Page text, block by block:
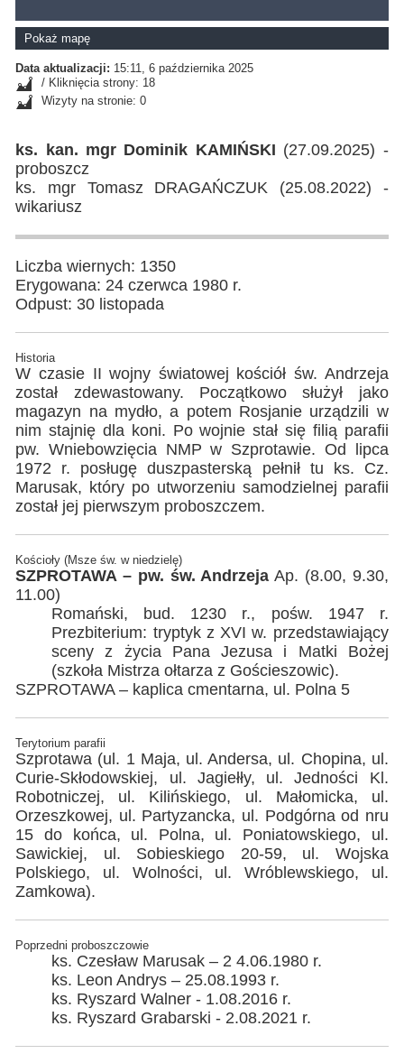
Pokaż mapę
Data aktualizacji: 15:11, 6 października 2025
/ Kliknięcia strony: 18
Wizyty na stronie: 0
ks. kan. mgr Dominik KAMIŃSKI (27.09.2025) -
proboszcz
ks. mgr Tomasz DRAGAŃCZUK (25.08.2022) -
wikariusz
Liczba wiernych: 1350
Erygowana: 24 czerwca 1980 r.
Odpust: 30 listopada
Historia
W czasie II wojny światowej kościół św. Andrzeja
został zdewastowany. Początkowo służył jako
magazyn na mydło, a potem Rosjanie urządzili w
nim stajnię dla koni. Po wojnie stał się filią parafii
pw. Wniebowzięcia NMP w Szprotawie. Od lipca
1972 r. posługę duszpasterską pełnił tu ks. Cz.
Marusak, który po utworzeniu samodzielnej parafii
został jej pierwszym proboszczem.
Kościoły (Msze św. w niedzielę)
SZPROTAWA – pw. św. Andrzeja Ap. (8.00, 9.30,
11.00)
Romański, bud. 1230 r., pośw. 1947 r.
Prezbiterium: tryptyk z XVI w. przedstawiający
sceny z życia Pana Jezusa i Matki Bożej
(szkoła Mistrza ołtarza z Gościeszowic).
SZPROTAWA – kaplica cmentarna, ul. Polna 5
Terytorium parafii
Szprotawa (ul. 1 Maja, ul. Andersa, ul. Chopina, ul.
Curie-Skłodowskiej, ul. Jagiełły, ul. Jedności Kl.
Robotniczej, ul. Kilińskiego, ul. Małomicka, ul.
Orzeszkowej, ul. Partyzancka, ul. Podgórna od nru
15 do końca, ul. Polna, ul. Poniatowskiego, ul.
Sawickiej, ul. Sobieskiego 20-59, ul. Wojska
Polskiego, ul. Wolności, ul. Wróblewskiego, ul.
Zamkowa).
Poprzedni proboszczowie
ks. Czesław Marusak – 2 4.06.1980 r.
ks. Leon Andrys – 25.08.1993 r.
ks. Ryszard Walner - 1.08.2016 r.
ks. Ryszard Grabarski - 2.08.2021 r.